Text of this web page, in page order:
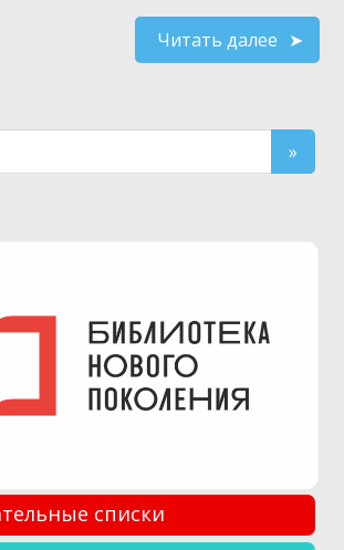
Читать далее
списки